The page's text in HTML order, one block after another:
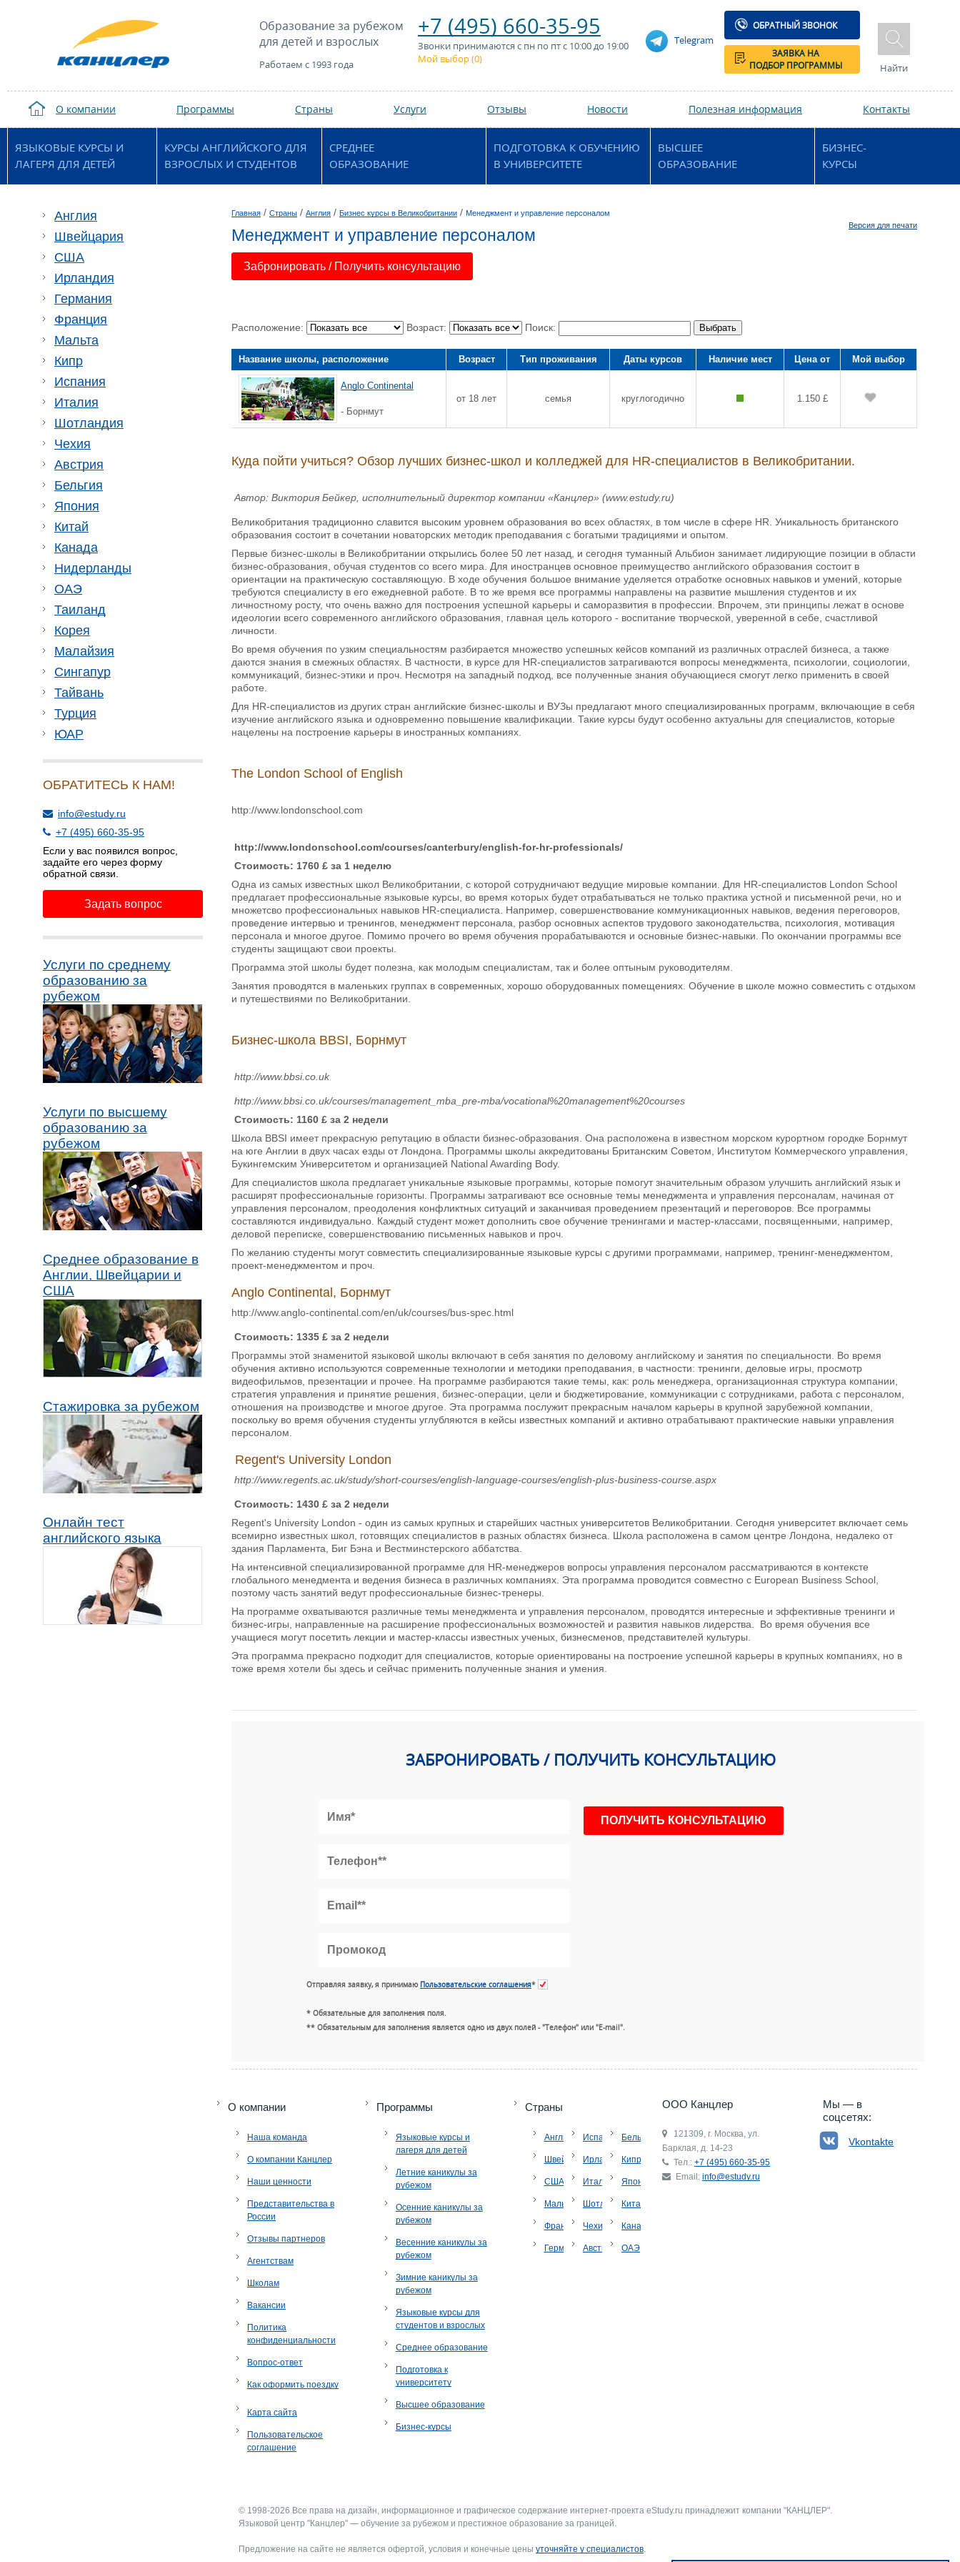
Образование за рубежом
для детей и взрослых
Работаем с 1993 года
+7 (495) 660-35-95
Звонки принимаются с пн по пт с 10:00 до 19:00
Мой выбор (0)
Telegram
ОБРАТНЫЙ ЗВОНОК
ЗАЯВКА НА
ПОДБОР ПРОГРАММЫ
Найти
О компании Программы Страны Услуги Отзывы Новости Полезная информация Контакты
ЯЗЫКОВЫЕ КУРСЫ И
ЛАГЕРЯ ДЛЯ ДЕТЕЙ
КУРСЫ АНГЛИЙСКОГО ДЛЯ
ВЗРОСЛЫХ И СТУДЕНТОВ
СРЕДНЕЕ
ОБРАЗОВАНИЕ
ПОДГОТОВКА К ОБУЧЕНИЮ
В УНИВЕРСИТЕТЕ
ВЫСШЕЕ
ОБРАЗОВАНИЕ
БИЗНЕС-
КУРСЫ
Англия
Швейцария
США
Ирландия
Германия
Франция
Мальта
Кипр
Испания
Италия
Шотландия
Чехия
Австрия
Бельгия
Япония
Китай
Канада
Нидерланды
ОАЭ
Таиланд
Корея
Малайзия
Сингапур
Тайвань
Турция
ЮАР
ОБРАТИТЕСЬ К НАМ!
info@estudy.ru
+7 (495) 660-35-95
Если у вас появился вопрос,
задайте его через форму
обратной связи.
Задать вопрос
Услуги по среднему
образованию за
рубежом
Услуги по высшему
образованию за
рубежом
Среднее образование в
Англии, Швейцарии и
США
Стажировка за рубежом
Онлайн тест
английского языка
Главная / Страны / Англия / Бизнес курсы в Великобритании / Менеджмент и управление персоналом
Версия для печати
Менеджмент и управление персоналом
Забронировать / Получить консультацию
Расположение: Возраст: Поиск: Выбрать
Название школы, расположение Возраст Тип проживания Даты курсов Наличие мест Цена от Мой выбор
Anglo Continental
- Борнмут
от 18 лет семья круглогодично 1.150 £
Куда пойти учиться? Обзор лучших бизнес-школ и колледжей для HR-специалистов в Великобритании.
Автор: Виктория Бейкер, исполнительный директор компании «Канцлер» (www.estudy.ru)
Великобритания традиционно славится высоким уровнем образования во всех областях, в том числе в сфере HR. Уникальность британского
образования состоит в сочетании новаторских методик преподавания с богатыми традициями и опытом.
Первые бизнес-школы в Великобритании открылись более 50 лет назад, и сегодня туманный Альбион занимает лидирующие позиции в области
бизнес-образования, обучая студентов со всего мира. Для иностранцев основное преимущество английского образования состоит в
ориентации на практическую составляющую. В ходе обучения большое внимание уделяется отработке основных навыков и умений, которые
требуются специалисту в его ежедневной работе. В то же время все программы направлены на развитие мышления студентов и их
личностному росту, что очень важно для построения успешной карьеры и саморазвития в профессии. Впрочем, эти принципы лежат в основе
идеологии всего современного английского образования, главная цель которого - воспитание творческой, уверенной в себе, счастливой
личности.
Во время обучения по узким специальностям разбирается множество успешных кейсов компаний из различных отраслей бизнеса, а также
даются знания в смежных областях. В частности, в курсе для HR-специалистов затрагиваются вопросы менеджмента, психологии, социологии,
коммуникаций, бизнес-этики и проч. Несмотря на западный подход, все полученные знания обучающиеся смогут легко применить в своей
работе.
Для HR-специалистов из других стран английские бизнес-школы и ВУЗы предлагают много специализированных программ, включающие в себя
изучение английского языка и одновременно повышение квалификации. Такие курсы будут особенно актуальны для специалистов, которые
нацелены на построение карьеры в иностранных компаниях.
The London School of English
http://www.londonschool.com
http://www.londonschool.com/courses/canterbury/english-for-hr-professionals/
Стоимость: 1760 £ за 1 неделю
Одна из самых известных школ Великобритании, с которой сотрудничают ведущие мировые компании. Для HR-специалистов London School
предлагает профессиональные языковые курсы, во время которых будет отрабатываться не только практика устной и письменной речи, но и
множетсво профессиональных навыков HR-специалиста. Например, совершенствование коммуникационных навыков, ведения переговоров,
проведение интервью и тренингов, менеджмент персонала, разбор основных аспектов трудового законодательства, психология, мотивация
персонала и многое другое. Помимо прочего во время обучения прорабатываются и основные бизнес-навыки. По окончании программы все
студенты защищают свои проекты.
Программа этой школы будет полезна, как молодым специалистам, так и более оптыным руководителям.
Занятия проводятся в маленьких группах в современных, хорошо оборудованных помещениях. Обучение в школе можно совместить с отдыхом
и путешествиями по Великобритании.
Бизнес-школа BBSI, Борнмут
http://www.bbsi.co.uk
http://www.bbsi.co.uk/courses/management_mba_pre-mba/vocational%20management%20courses
Стоимость: 1160 £ за 2 недели
Школа BBSI имеет прекрасную репутацию в области бизнес-образования. Она расположена в известном морском курортном городке Борнмут
на юге Англии в двух часах езды от Лондона. Программы школы аккредитованы Британским Советом, Институтом Коммерческого управления,
Букингемским Университетом и организацией National Awarding Body.
Для специалистов школа предлагает уникальные языковые программы, которые помогут значительным образом улучшить английский язык и
расширят профессиональные горизонты. Программы затрагивают все основные темы менеджмента и управления персоналам, начиная от
управления персоналом, преодоления конфликтных ситуаций и заканчивая проведением презентаций и переговоров. Все программы
составляются индивидуально. Каждый студент может дополнить свое обучение тренингами и мастер-классами, посвященными, например,
деловой переписке, совершенствованию письменных навыков и проч.
По желанию студенты могут совместить специализированные языковые курсы с другими программами, например, тренинг-менеджментом,
проект-менеджментом и проч.
Anglo Continental, Борнмут
http://www.anglo-continental.com/en/uk/courses/bus-spec.html
Стоимость: 1335 £ за 2 недели
Программы этой знаменитой языковой школы включают в себя занятия по деловому английскому и занятия по специальности. Во время
обучения активно используются современные технологии и методики преподавания, в частности: тренинги, деловые игры, просмотр
видеофильмов, презентации и прочее. На программе разбираются такие темы, как: роль менеджера, организационная структура компании,
стратегия управления и принятие решения, бизнес-операции, цели и бюджетирование, коммуникации с сотрудниками, работа с персоналом,
отношения на производстве и многое другое. Эта программа послужит прекрасным началом карьеры в крупной зарубежной компании,
поскольку во время обучения студенты углубляются в кейсы известных компаний и активно отрабатывают практические навыки управления
персоналом.
Regent's University London
http://www.regents.ac.uk/study/short-courses/english-language-courses/english-plus-business-course.aspx
Стоимость: 1430 £ за 2 недели
Regent's University London - один из самых крупных и старейших частных университетов Великобритании. Сегодня университет включает семь
всемирно известных школ, готовящих специалистов в разных областях бизнеса. Школа расположена в самом центре Лондона, недалеко от
здания Парламента, Биг Бэна и Вестминстерского аббатства.
На интенсивной специализированной программе для HR-менеджеров вопросы управления персоналом рассматриваются в контексте
глобального менедмента и ведения бизнеса в различных компаниях. Эта программа проводится совместно с European Business School,
поэтому часть занятий ведут профессиональные бизнес-тренеры.
На программе охватываются различные темы менеджмента и управления персоналом, проводятся интересные и эффективные тренинги и
бизнес-игры, направленные на расширение профессиональных возможностей и развития навыков лидерства. Во время обучения все
учащиеся могут посетить лекции и мастер-классы известных ученых, бизнесменов, представителей культуры.
Эта программа прекрасно подходит для специалистов, которые ориентированы на построение успешной карьеры в крупных компаниях, но в
тоже время хотели бы здесь и сейчас применить полученные знания и умения.
ЗАБРОНИРОВАТЬ / ПОЛУЧИТЬ КОНСУЛЬТАЦИЮ
Отправляя заявку, я принимаю Пользовательские соглашения*
* Обязательные для заполнения поля.
** Обязательным для заполнения является одно из двух полей - "Телефон" или "E-mail".
+7 (495) 660-35-95
O компании
Наша команда
О компании Канцлер
Наши ценности
Представительства в
России
Отзывы партнеров
Агентствам
Школам
Вакансии
Политика
конфиденциальности
Вопрос-ответ
Как оформить поездку
Карта сайта
Пользовательское
соглашение
Программы
Языковые курсы и
лагеря для детей
Летние каникулы за
рубежом
Осенние каникулы за
рубежом
Весенние каникулы за
рубежом
Зимние каникулы за
рубежом
Языковые курсы для
студентов и взрослых
Среднее образование
Подготовка к
университету
Высшее образование
Бизнес-курсы
Страны
Англия
Швейцария
США
Мальта
Франция
Германия
Испания
Ирландия
Италия
Шотландия
Чехия
Австрия
Бельгия
Кипр
Япония
Китай
Канада
ОАЭ
ООО Канцлер
121309, г. Москва, ул.
Барклая, д. 14-23
Тел.: +7 (495) 660-35-95
Email: info@estudy.ru
Мы — в
соцсетях:
Vkontakte
© 1998-2026 Все права на дизайн, информационное и графическое содержание интернет-проекта eStudy.ru принадлежит компании "КАНЦЛЕР".
Языковой центр "Канцлер" — обучение за рубежом и престижное образование за границей.
Предложение на сайте не является офертой, условия и конечные цены уточняйте у специалистов.